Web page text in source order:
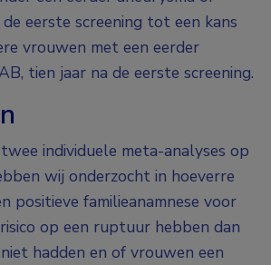
eerste screening tot een kans
vrouwen met een eerder
tien jaar na de eerste screening.
individuele meta-analyses op
wij onderzocht in hoeverre
positieve familieanamnese voor
op een ruptuur hebben dan
hadden en of vrouwen een